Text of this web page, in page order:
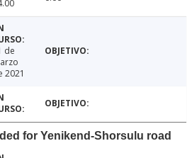
de
2021
for Yenikend-Shorsulu road